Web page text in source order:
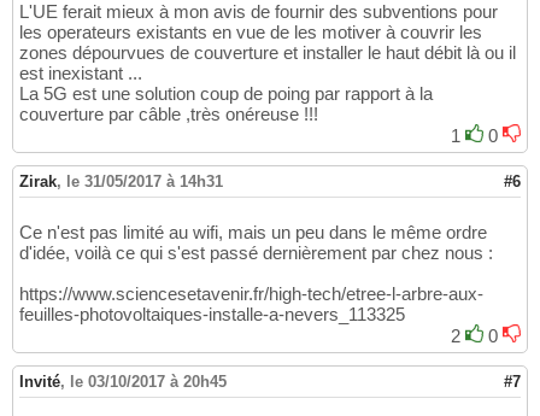
L'UE ferait mieux à mon avis de fournir des subventions pour
les operateurs existants en vue de les motiver à couvrir les
zones dépourvues de couverture et installer le haut débit là ou il
est inexistant ...
La 5G est une solution coup de poing par rapport à la
couverture par câble ,très onéreuse !!!
1
0
Zirak, le 31/05/2017 à 14h31 #6
Ce n'est pas limité au wifi, mais un peu dans le même ordre
d'idée, voilà ce qui s'est passé dernièrement par chez nous :
https://www.sciencesetavenir.fr/high-tech/etree-l-arbre-aux-
feuilles-photovoltaiques-installe-a-nevers_113325
2
0
Invité, le 03/10/2017 à 20h45 #7